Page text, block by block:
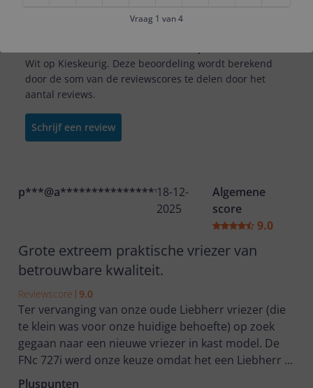
Vraag 1 van 4
De gemiddelde beoordeling is gebaseerd op 30
Wit op Kieskeurig. Deze beoordeling wordt berekend
door de som van de reviewscores te delen door het
aantal reviews.
Schrijf een review
p***@a****************18-12-
2025
Algemene
score
9.0
Grote extreem praktische vriezer van
betrouwbare kwaliteit.
Reviewscore 9.0
Ter vervanging van onze oude Liebherr vriezer (die
te klein was voor onze huidige behoefte) op zoek
gegaan naar een nieuwe vriezer in kast model. De
FNc 727i werd onze keuze omdat het een Liebherr is
en voldoet aan al onze wensen. Als de kwaliteit nog
Pluspunten